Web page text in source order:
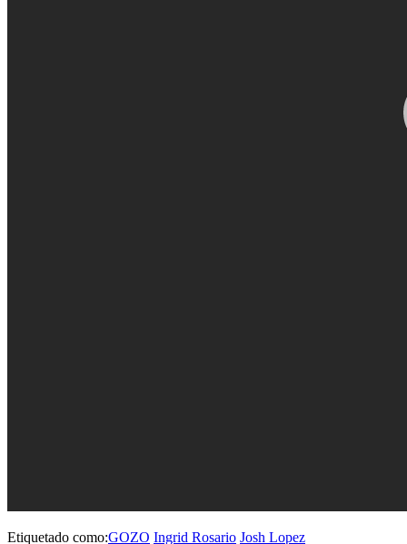
Etiquetado como:GOZO Ingrid Rosario Josh Lopez